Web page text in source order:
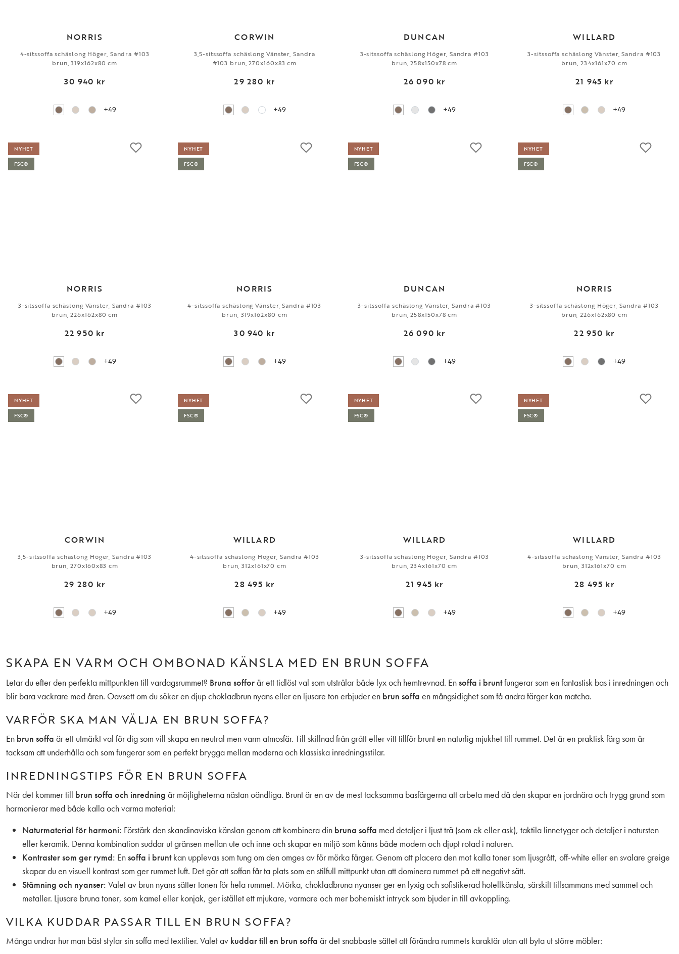
NORRIS
4-sitssoffa schäslong Höger, Sandra #103
brun, 319x162x80 cm
30 940 kr
+49
CORWIN
3,5-sitssoffa schäslong Vänster, Sandra
#103 brun, 270x160x83 cm
29 280 kr
+49
DUNCAN
3-sitssoffa schäslong Höger, Sandra #103
brun, 258x150x78 cm
26 090 kr
+49
WILLARD
3-sitssoffa schäslong Vänster, Sandra #103
brun, 234x161x70 cm
21 945 kr
+49
NORRIS
3-sitssoffa schäslong Vänster, Sandra #103
brun, 226x162x80 cm
22 950 kr
+49
NYHET
FSC®
NORRIS
4-sitssoffa schäslong Vänster, Sandra #103
brun, 319x162x80 cm
30 940 kr
+49
NYHET
FSC®
DUNCAN
3-sitssoffa schäslong Vänster, Sandra #103
brun, 258x150x78 cm
26 090 kr
+49
NYHET
FSC®
NORRIS
3-sitssoffa schäslong Höger, Sandra #103
brun, 226x162x80 cm
22 950 kr
+49
NYHET
FSC®
CORWIN
3,5-sitssoffa schäslong Höger, Sandra #103
brun, 270x160x83 cm
29 280 kr
+49
NYHET
FSC®
WILLARD
4-sitssoffa schäslong Höger, Sandra #103
brun, 312x161x70 cm
28 495 kr
+49
NYHET
FSC®
WILLARD
3-sitssoffa schäslong Höger, Sandra #103
brun, 234x161x70 cm
21 945 kr
+49
NYHET
FSC®
WILLARD
4-sitssoffa schäslong Vänster, Sandra #103
brun, 312x161x70 cm
28 495 kr
+49
NYHET
FSC®
SKAPA EN VARM OCH OMBONAD KÄNSLA MED EN BRUN SOFFA
Letar du efter den perfekta mittpunkten till vardagsrummet? Bruna sofforär ett tidlöst val som utstrålar både lyx och hemtrevnad. En soffa i bruntfungerar som en fantastisk bas i inredningen och
blir bara vackrare med åren. Oavsett om du söker en djup chokladbrun nyans eller en ljusare ton erbjuder en brun soffa en mångsidighet som få andra färger kan matcha.
VARFÖR SKA MAN VÄLJA EN BRUN SOFFA?
En brun soffa är ett utmärkt val för dig som vill skapa en neutral men varm atmosfär. Till skillnad från grått eller vitt tillför brunt en naturlig mjukhet till rummet. Det är en praktisk färg som är
tacksam att underhålla och som fungerar som en perfekt brygga mellan moderna och klassiska inredningsstilar.
INREDNINGSTIPS FÖR EN BRUN SOFFA
När det kommer till brun soffa och inredning är möjligheterna nästan oändliga. Brunt är en av de mest tacksamma basfärgerna att arbeta med då den skapar en jordnära och trygg grund som
harmonierar med både kalla och varma material:
Naturmaterial för harmoni: Förstärk den skandinaviska känslan genom att kombinera din bruna soffa med detaljer i ljust trä (som ek eller ask), taktila linnetyger och detaljer i natursten
eller keramik. Denna kombination suddar ut gränsen mellan ute och inne och skapar en miljö som känns både modern och djupt rotad i naturen.
Kontraster som ger rymd: En soffa i bruntkan upplevas som tung om den omges av för mörka färger. Genom att placera den mot kalla toner som ljusgrått, off-white eller en svalare greige
skapar du en visuell kontrast som ger rummet luft. Det gör att soffan får ta plats som en stilfull mittpunkt utan att dominera rummet på ett negativt sätt.
Stämning och nyanser: Valet av brun nyans sätter tonen för hela rummet. Mörka, chokladbruna nyanser ger en lyxig och sofistikerad hotellkänsla, särskilt tillsammans med sammet och
metaller. Ljusare bruna toner, som kamel eller konjak, ger istället ett mjukare, varmare och mer bohemiskt intryck som bjuder in till avkoppling.
VILKA KUDDAR PASSAR TILL EN BRUN SOFFA?
Många undrar hur man bäst stylar sin soffa med textilier. Valet av kuddar till en brun soffa är det snabbaste sättet att förändra rummets karaktär utan att byta ut större möbler: